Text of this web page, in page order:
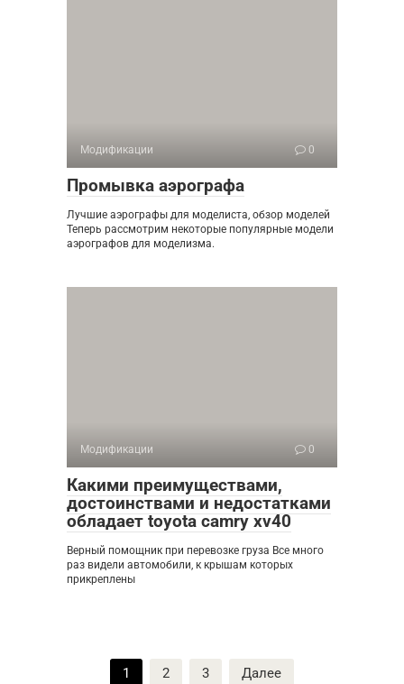
Модификации 0
Промывка аэрографа
Лучшие аэрографы для моделиста, обзор моделей
Теперь рассмотрим некоторые популярные модели
аэрографов для моделизма.
Модификации 0
Какими преимуществами,
достоинствами и недостатками
обладает toyota camry xv40
Верный помощник при перевозке груза Все много
раз видели автомобили, к крышам которых
прикреплены
1 2 3 Далее